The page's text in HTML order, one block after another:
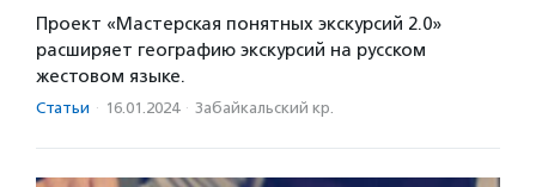
Проект «Мастерская понятных экскурсий 2.0»
расширяет географию экскурсий на русском
жестовом языке.
Статьи · 16.01.2024 · Забайкальский кр.